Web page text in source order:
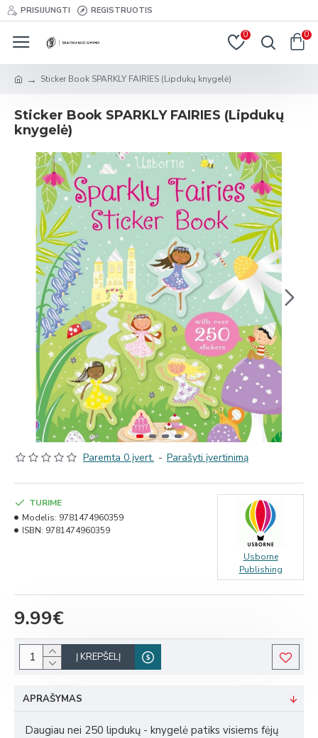
PRISIJUNGTI REGISTRUOTIS
0 0
Sticker Book SPARKLY FAIRIES (Lipdukų knygelė)
Sticker Book SPARKLY FAIRIES (Lipdukų
knygelė)
Paremta 0 įvert. - Parašyti įvertinimą
9.99€
TURIME
Modelis: 9781474960359
ISBN: 9781474960359
Usborne
Publishing
Į KREPŠELĮ
APRAŠYMAS
Daugiau nei 250 lipdukų - knygelė patiks visiems fėjų